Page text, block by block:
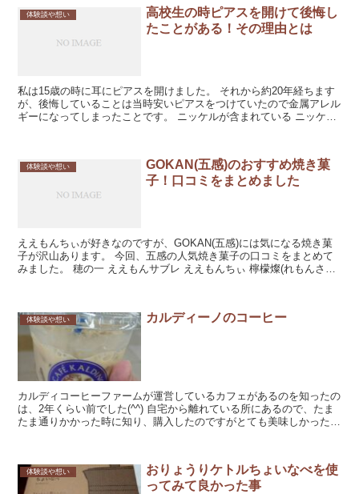
体験談や想い
高校生の時ピアスを開けて後悔し
たことがある！その理由とは
私は15歳の時に耳にピアスを開けました。 それから約20年経ちます
が、後悔していることは当時安いピアスをつけていたので金属アレル
ギーになってしまったことです。 ニッケルが含まれている ニッケル
体験談や想い
GOKAN(五感)のおすすめ焼き菓
子！口コミをまとめました
ええもんちぃが好きなのですが、GOKAN(五感)には気になる焼き菓
子が沢山あります。 今回、五感の人気焼き菓子の口コミをまとめて
みました。 穂の一 ええもんサブレ ええもんちぃ 檸檬燦(れもんさん)
体験談や想い カルディーノのコーヒー
カルディコーヒーファームが運営しているカフェがあるのを知ったの
は、2年くらい前でした(^^) 自宅から離れている所にあるので、たま
たま通りかかった時に知り、購入したのですがとても美味しかったで
体験談や想い
おりょうりケトルちょいなべを使
ってみて良かった事